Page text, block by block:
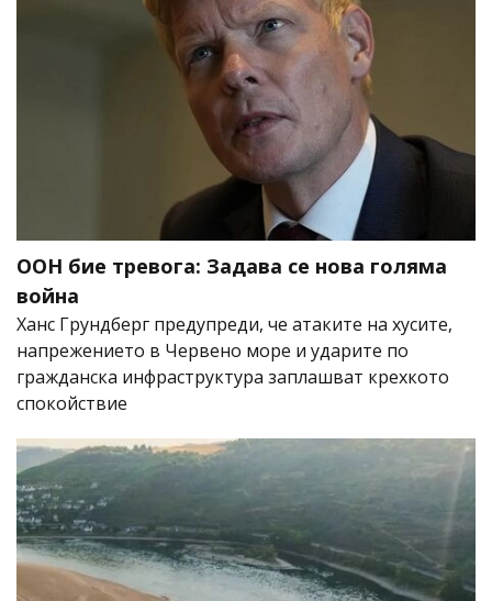
ООН бие тревога: Задава се нова голяма
война
Ханс Грундберг предупреди, че атаките на хусите,
напрежението в Червено море и ударите по
гражданска инфраструктура заплашват крехкото
спокойствие